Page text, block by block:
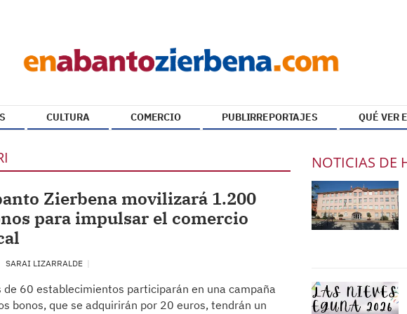
CULTURA COMERCIO PUBLIRREPORTAJES QUÉ VER
Zierbena movilizará 1.200
para impulsar el comercio
SARAI LIZARRALDE
de 60 establecimientos participarán en una campaña
bonos, que se adquirirán por 20 euros, tendrán un
NOTICIAS DE